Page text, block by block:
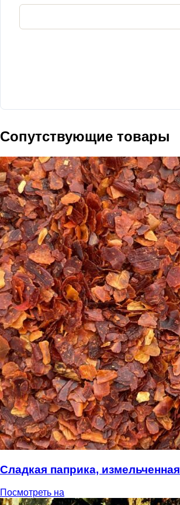
Сопутствующие товары
Сладкая паприка, измельченная
Посмотреть на